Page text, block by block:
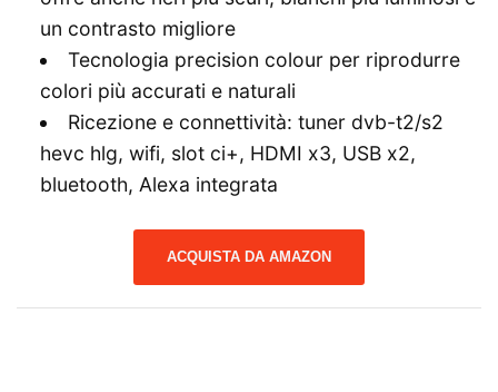
un contrasto migliore
Tecnologia precision colour per riprodurre
colori più accurati e naturali
Ricezione e connettività: tuner dvb-t2/s2
hevc hlg, wifi, slot ci+, HDMI x3, USB x2,
bluetooth, Alexa integrata
ACQUISTA DA AMAZON